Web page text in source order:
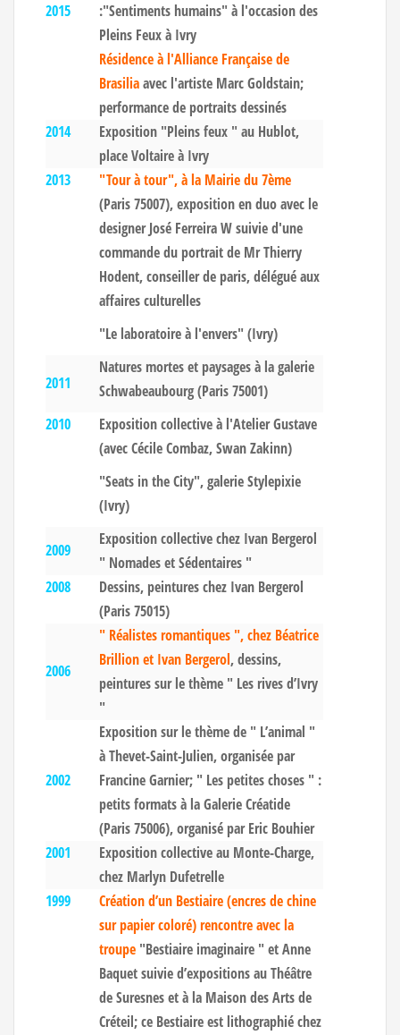
2015
:"Sentiments humains" à l'occasion des
Pleins Feux à Ivry
Résidence à l'Alliance Française de
Brasiliaavec l'artiste Marc Goldstain;
performance de portraits dessinés
2014
Exposition "Pleins feux " au Hublot,
place Voltaire à Ivry
2013
"Tour à tour", à la Mairie du 7ème
(Paris 75007), exposition en duo avec le
designer José Ferreira W suivie d'une
commande du portrait de Mr Thierry
Hodent, conseiller de paris, délégué aux
affaires culturelles
"Le laboratoire à l'envers" (Ivry)
2011
Natures mortes et paysages à la galerie
Schwabeaubourg (Paris 75001)
2010
Exposition collective à l'Atelier Gustave
(avec Cécile Combaz, Swan Zakinn)
"Seats in the City", galerie Stylepixie
(Ivry)
2009
Exposition collective chez Ivan Bergerol
" Nomades et Sédentaires "
2008
Dessins, peintures chez Ivan Bergerol
(Paris 75015)
2006
" Réalistes romantiques ", chez Béatrice
Brillion et Ivan Bergerol, dessins,
peintures sur le thème " Les rives d’Ivry
"
2002
Exposition sur le thème de " L’animal "
à Thevet-Saint-Julien, organisée par
Francine Garnier; " Les petites choses " :
petits formats à la Galerie Créatide
(Paris 75006), organisé par Eric Bouhier
2001
Exposition collective au Monte-Charge,
chez Marlyn Dufetrelle
1999
Création d’un Bestiaire (encres de chine
sur papier coloré) rencontre avec la
troupe "Bestiaire imaginaire " et Anne
Baquet suivie d’expositions au Théâtre
de Suresnes et à la Maison des Arts de
Créteil; ce Bestiaire est lithographié chez